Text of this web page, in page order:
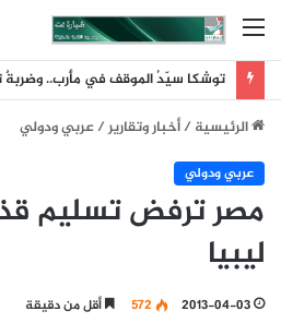
القائمة
توشكا سيّدُ الموقف في مأرب.. وضربةٌ
الرئيسية/أخبار وتقارير/عربي ودولي
عربي ودولي
مصر ترفض تسليم
ليبيا
2013-04-03
572 أقل من دقيقة